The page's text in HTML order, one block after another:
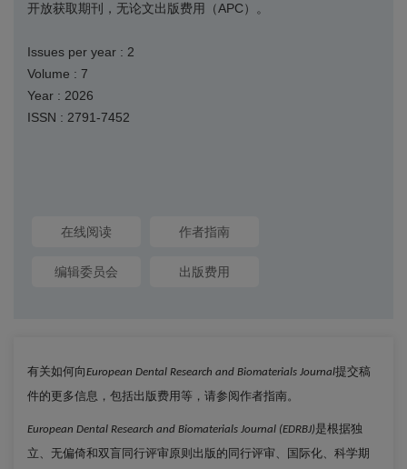
开放获取期刊，无论文出版费用（APC）。
Issues per year : 2
Volume : 7
Year : 2026
ISSN : 2791-7452
在线阅读 作者指南
编辑委员会 出版费用
有关如何向European Dental Research and Biomaterials Journal提交稿
件的更多信息，包括出版费用等，请参阅作者指南。
European Dental Research and Biomaterials Journal (EDRBJ)是根据独
立、无偏倚和双盲同行评审原则出版的同行评审、国际化、科学期